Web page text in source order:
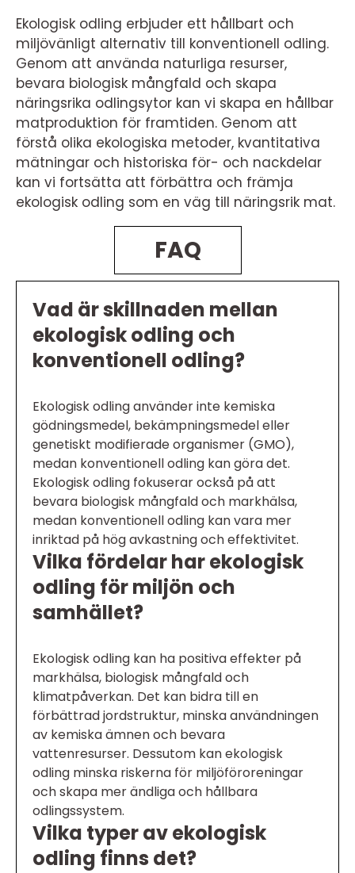
Ekologisk odling erbjuder ett hållbart och
miljövänligt alternativ till konventionell odling.
Genom att använda naturliga resurser,
bevara biologisk mångfald och skapa
näringsrika odlingsytor kan vi skapa en hållbar
matproduktion för framtiden. Genom att
förstå olika ekologiska metoder, kvantitativa
mätningar och historiska för- och nackdelar
kan vi fortsätta att förbättra och främja
ekologisk odling som en väg till näringsrik mat.
FAQ
Vad är skillnaden mellan
ekologisk odling och
konventionell odling?
Ekologisk odling använder inte kemiska
gödningsmedel, bekämpningsmedel eller
genetiskt modifierade organismer (GMO),
medan konventionell odling kan göra det.
Ekologisk odling fokuserar också på att
bevara biologisk mångfald och markhälsa,
medan konventionell odling kan vara mer
inriktad på hög avkastning och effektivitet.
Vilka fördelar har ekologisk
odling för miljön och
samhället?
Ekologisk odling kan ha positiva effekter på
markhälsa, biologisk mångfald och
klimatpåverkan. Det kan bidra till en
förbättrad jordstruktur, minska användningen
av kemiska ämnen och bevara
vattenresurser. Dessutom kan ekologisk
odling minska riskerna för miljöföroreningar
och skapa mer ändliga och hållbara
odlingssystem.
Vilka typer av ekologisk
odling finns det?